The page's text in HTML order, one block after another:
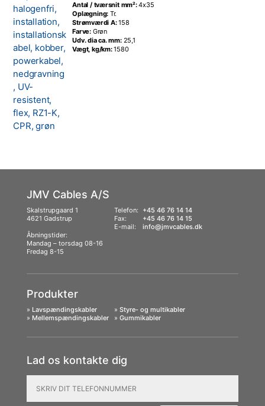
Antal / tværsnit mm²:4x35
Oplægning: Tr.
Strømværdi A:158
Farve: Grøn
Udv. dia ca. mm: 25,1
Vægt, kg/km:1580
JMV Cables A/S
Skalstrupgaard 1
4621 Gadstrup
Telefon:
Fax:
E-mail:
+45 46 76 14 14
+45 46 76 14 15
info@jmvcables.dk
Åbningstider:
Mandag – torsdag 08-16
Fredag 8-15
Produkter
» Lavspændingskabler
» Mellemspændingskabler
» Styre- og multikabler
» Gummikabler
Lad os kontakte dig